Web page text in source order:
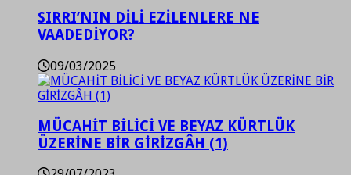
SIRRI’NIN DİLİ EZİLENLERE NE
VAADEDİYOR?
09/03/2025
MÜCAHİT BİLİCİ VE BEYAZ KÜRTLÜK
ÜZERİNE BİR GİRİZGÂH (1)